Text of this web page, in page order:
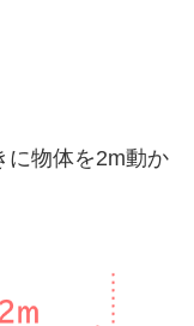
物体を2m動か